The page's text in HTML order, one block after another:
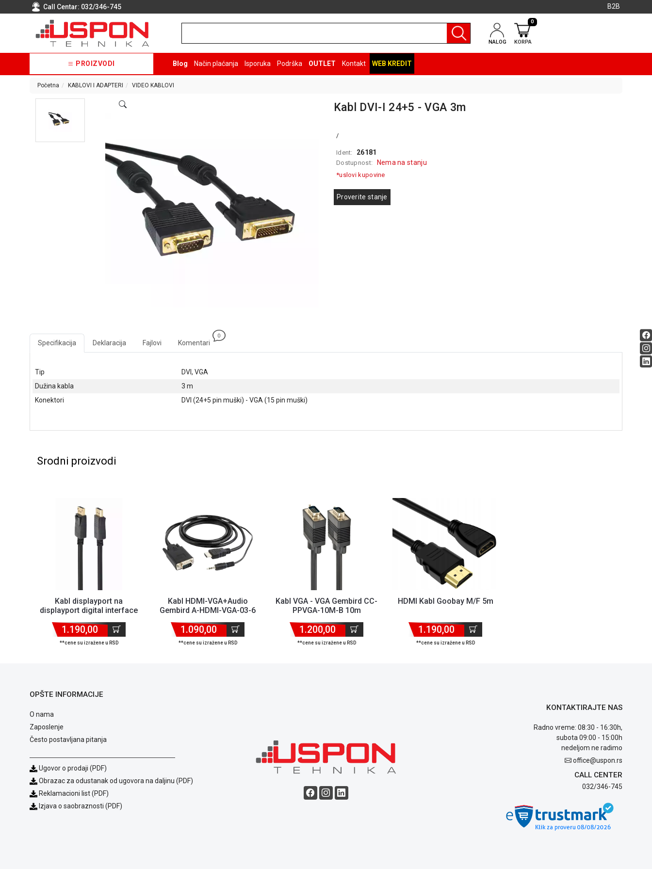
Call Centar: 032/346-745 B2B
NALOG KORPA
0
PROIZVODI Blog Način plaćanja Isporuka Podrška OUTLET Kontakt WEB KREDIT
Početna KABLOVI I ADAPTERI VIDEO KABLOVI
Kabl DVI-I 24+5 - VGA 3m
/
Ident: 26181
Dostupnost: Nema na stanju
*uslovi kupovine
Proverite stanje
Specifikacija Deklaracija Fajlovi Komentari
0
Tip
DVI, VGA
Dužina kabla
3 m
Konektori
DVI (24+5 pin muški) - VGA (15 pin muški)
Srodni proizvodi
Kabl displayport na
displayport digital interface
1.190,00
**cene su izražene u RSD
Kabl HDMI-VGA+Audio
Gembird A-HDMI-VGA-03-6
1.090,00
**cene su izražene u RSD
Kabl VGA - VGA Gembird CC-
PPVGA-10M-B 10m
1.200,00
**cene su izražene u RSD
HDMI Kabl Goobay M/F 5m
1.190,00
**cene su izražene u RSD
OPŠTE INFORMACIJE
O nama
Zaposlenje
Često postavljana pitanja
Ugovor o prodaji (PDF)
Obrazac za odustanak od ugovora na daljinu (PDF)
Reklamacioni list (PDF)
Izjava o saobraznosti (PDF)
KONTAKTIRAJTE NAS
Radno vreme: 08:30 - 16:30h,
subota 09:00 - 15:00h
nedeljom ne radimo
office@uspon.rs
CALL CENTER
032/346-745